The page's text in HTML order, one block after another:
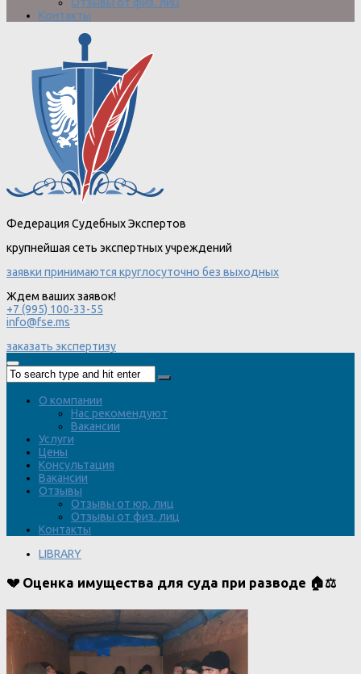
Отзывы от физ. лиц
Контакты
Федерация Судебных Экспертов
крупнейшая сеть экспертных учреждений
заявки принимаются круглосуточно без выходных
Ждем ваших заявок!
+7 (995) 100-33-55
info@fse.ms
заказать экспертизу
О компании
Нас рекомендуют
Вакансии
Услуги
Цены
Консультация
Вакансии
Отзывы
Отзывы от юр. лиц
Отзывы от физ. лиц
Контакты
LIBRARY
💔 Оценка имущества для суда при разводе 🏠⚖️